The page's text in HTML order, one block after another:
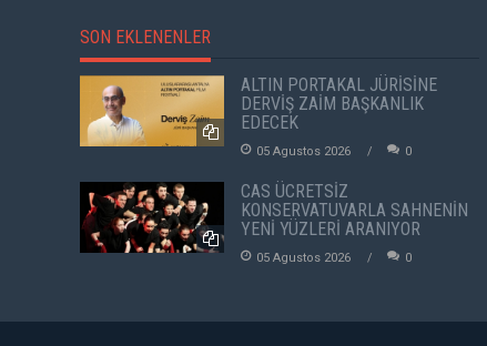
SON EKLENENLER
ALTIN PORTAKAL JÜRİSİNE
DERVİŞ ZAİM BAŞKANLIK
EDECEK
05 Agustos 2026 0
CAS ÜCRETSİZ
KONSERVATUVARLA SAHNENİN
YENİ YÜZLERİ ARANIYOR
05 Agustos 2026 0